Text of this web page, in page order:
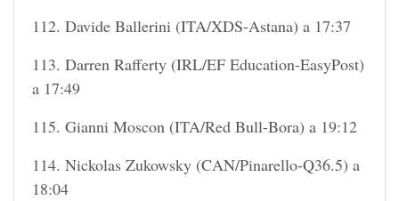
112. Davide Ballerini (ITA/XDS-Astana) a 17:37
113. Darren Rafferty (IRL/EF Education-EasyPost)
a 17:49
115. Gianni Moscon (ITA/Red Bull-Bora) a 19:12
114. Nickolas Zukowsky (CAN/Pinarello-Q36.5) a
18:04